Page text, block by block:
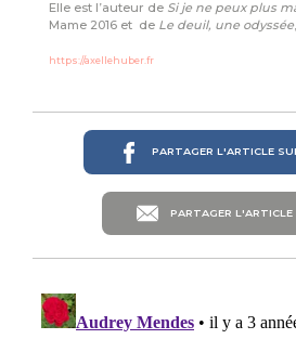
Elle est l’auteur de Si je ne peux plus
Mame 2016 et de Le deuil, une odyssée
https://axellehuber.fr
PARTAGER L'ARTICLE
PARTAGER L'ARTICLE